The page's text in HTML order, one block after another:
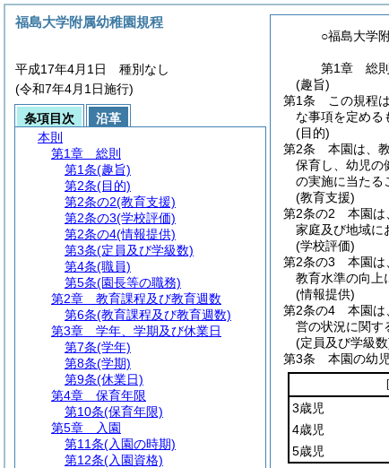
○福島大学
第1章
総則
(趣旨)
第1条
この規程は
な事項を定める
(目的)
第2条
本園は、
保育し、幼児の
の実施に当たる
(教育支援)
第2条の2
本園は
家庭及び地域に
(学校評価)
第2条の3
本園は
教育水準の向上
(情報提供)
第2条の4
本園は
営の状況に関す
(定員及び学級
第3条
本園の幼
3歳児
4歳児
5歳児
福島大学附属幼稚園規程
平成17年4月1日 種別なし
(令和7年4月1日施行)
条項目次
沿革
本則
第1章
総則
第1条(趣旨)
第2条(目的)
第2条の2(教育支援)
第2条の3(学校評価)
第2条の4(情報提供)
第3条(定員及び学級数)
第4条(職員)
第5条(園長等の職務)
第2章
教育課程及び教育週数
第6条(教育課程及び教育週数)
第3章
学年、学期及び休業日
第7条(学年)
第8条(学期)
第9条(休業日)
第4章
保育年限
第10条(保育年限)
第5章
入園
第11条(入園の時期)
第12条(入園資格)